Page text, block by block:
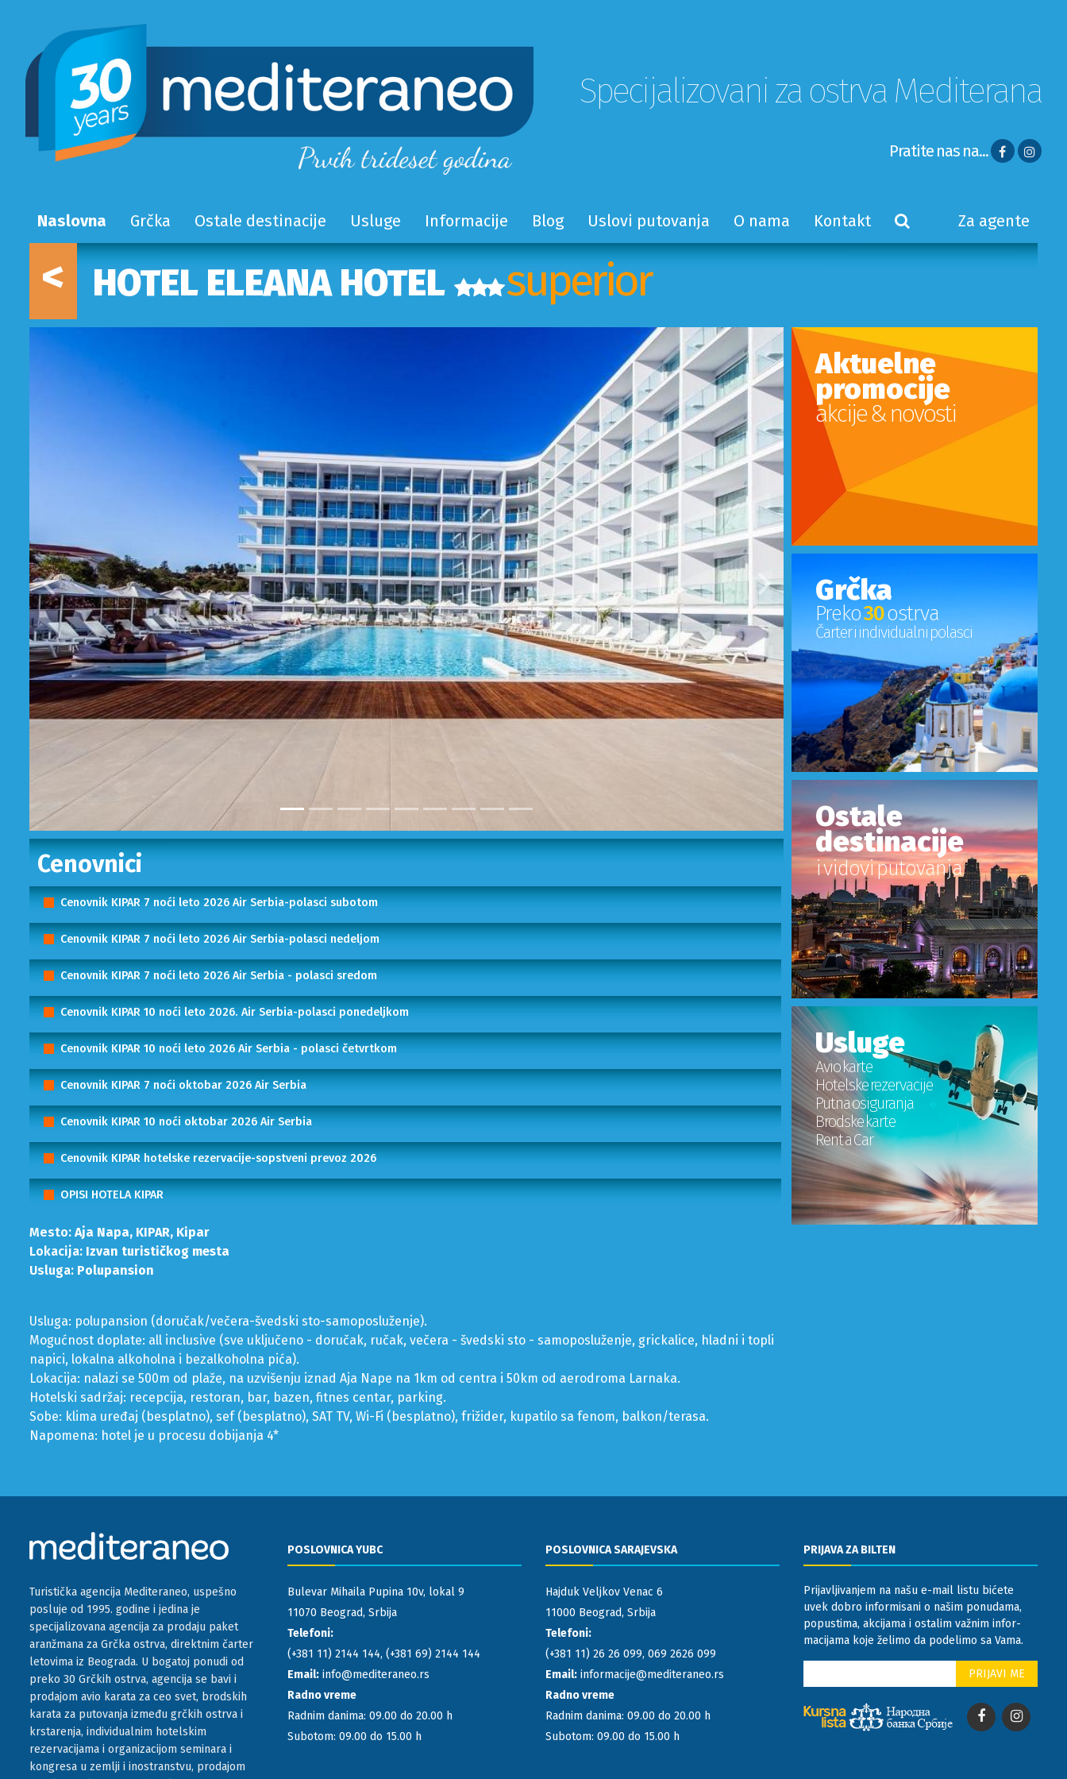
Specijalizovani za ostrva Mediterana
Pratite nas na...
Naslovna Grčka Ostale destinacije Usluge Informacije Blog Uslovi putovanja O nama Kontakt Za agente
< HOTEL ELEANA HOTEL superior
Prethodni Sledeci
Cenovnici
Cenovnik KIPAR 7 noći leto 2026 Air Serbia-polasci subotom
Cenovnik KIPAR 7 noći leto 2026 Air Serbia-polasci nedeljom
Cenovnik KIPAR 7 noći leto 2026 Air Serbia - polasci sredom
Cenovnik KIPAR 10 noći leto 2026. Air Serbia-polasci ponedeljkom
Cenovnik KIPAR 10 noći leto 2026 Air Serbia - polasci četvrtkom
Cenovnik KIPAR 7 noći oktobar 2026 Air Serbia
Cenovnik KIPAR 10 noći oktobar 2026 Air Serbia
Cenovnik KIPAR hotelske rezervacije-sopstveni prevoz 2026
OPISI HOTELA KIPAR
Mesto: Aja Napa, KIPAR, Kipar
Lokacija: Izvan turističkog mesta
Usluga: Polupansion
Usluga: polupansion (doručak/večera-švedski sto-samoposluženje).
Mogućnost doplate: all inclusive (sve uključeno - doručak, ručak, večera - švedski sto - samoposluženje, grickalice, hladni i topli
napici, lokalna alkoholna i bezalkoholna pića).
Lokacija: nalazi se 500m od plaže, na uzvišenju iznad Aja Nape na 1km od centra i 50km od aerodroma Larnaka.
Hotelski sadržaj: recepcija, restoran, bar, bazen, fitnes centar, parking.
Sobe: klima uređaj (besplatno), sef (besplatno), SAT TV, Wi-Fi (besplatno), frižider, kupatilo sa fenom, balkon/terasa.
Napomena: hotel je u procesu dobijanja 4*
Aktuelne
promocije
akcije & novosti
Grčka
Preko30ostrva
Čarter i individualni polasci
Ostale
destinacije
i vidovi putovanja
Usluge
Avio karte
Hotelske rezervacije
Putna osiguranja
Brodske karte
Rent a Car
Turistička agencija Mediteraneo, uspešno
posluje od 1995. godine i jedina je
specijalizovana agencija za prodaju paket
aranžmana za Grčka ostrva, direktnim čarter
letovima iz Beograda. U bogatoj ponudi od
preko 30 Grčkih ostrva, agencija se bavi i
prodajom avio karata za ceo svet, brodskih
karata za putovanja između grčkih ostrva i
krstarenja, individualnim hotelskim
rezervacijama i organizacijom seminara i
kongresa u zemlji i inostranstvu, prodajom
POSLOVNICA YUBC
Bulevar Mihaila Pupina 10v, lokal 9
11070 Beograd, Srbija
Telefoni:
(+381 11) 2144 144, (+381 69) 2144 144
Email: info@mediteraneo.rs
Radno vreme
Radnim danima: 09.00 do 20.00 h
Subotom: 09.00 do 15.00 h
POSLOVNICA SARAJEVSKA
Hajduk Veljkov Venac 6
11000 Beograd, Srbija
Telefoni:
(+381 11) 26 26 099, 069 2626 099
Email: informacije@mediteraneo.rs
Radno vreme
Radnim danima: 09.00 do 20.00 h
Subotom: 09.00 do 15.00 h
PRIJAVA ZA BILTEN
Prijavljivanjem na našu e-mail listu bićete
uvek dobro informisani o našim ponudama,
popustima, akcijama i ostalim važnim infor-
macijama koje želimo da podelimo sa Vama.